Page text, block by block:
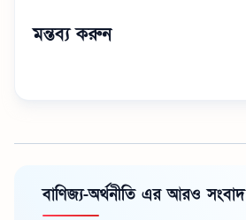
মন্তব্য করুন
বাণিজ্য-অর্থনীতি এর আরও সংবাদ